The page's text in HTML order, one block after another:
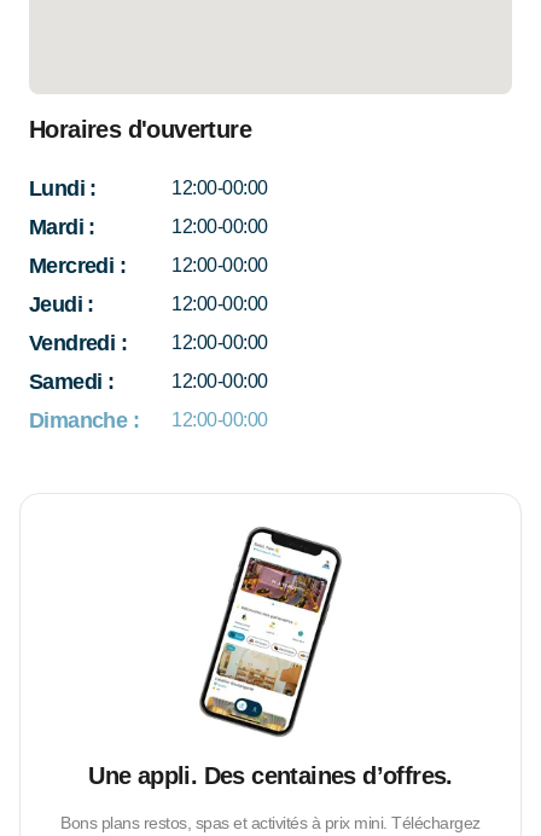
Horaires d'ouverture
Lundi : 12:00-00:00
Mardi : 12:00-00:00
Mercredi : 12:00-00:00
Jeudi : 12:00-00:00
Vendredi : 12:00-00:00
Samedi : 12:00-00:00
Dimanche: 12:00-00:00
Une appli. Des centaines d’offres.
Bons plans restos, spas et activités à prix mini. Téléchargez